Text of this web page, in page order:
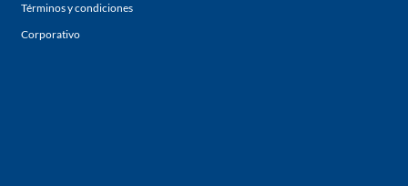
Términos y condiciones
Corporativo